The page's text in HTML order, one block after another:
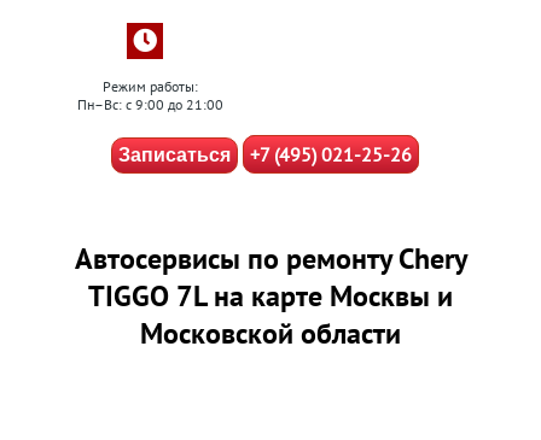
Режим работы:
Пн–Вс: с 9:00 до 21:00
Записаться +7 (495) 021-25-26
Автосервисы по ремонту Chery
TIGGO 7L на карте Москвы и
Московской области